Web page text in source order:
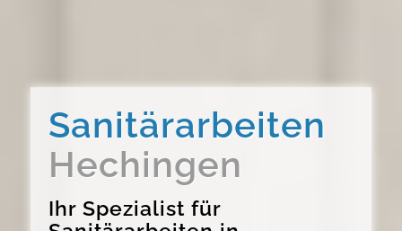
Sanitärarbeiten
Hechingen
Ihr Spezialist für